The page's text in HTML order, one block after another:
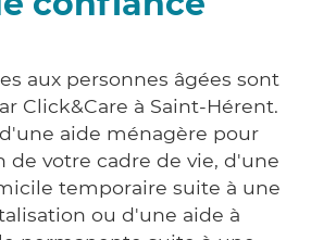
aux personnes âgées sont
Click&Care à Saint-Hérent.
aide ménagère pour
de votre cadre de vie, d'une
temporaire suite à une
ou d'une aide à